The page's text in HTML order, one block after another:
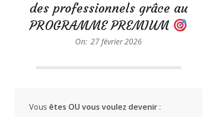
des professionnels grâce au
PROGRAMME PREMIUM
On: 27 février 2026
Vous êtes OU vous voulez devenir: